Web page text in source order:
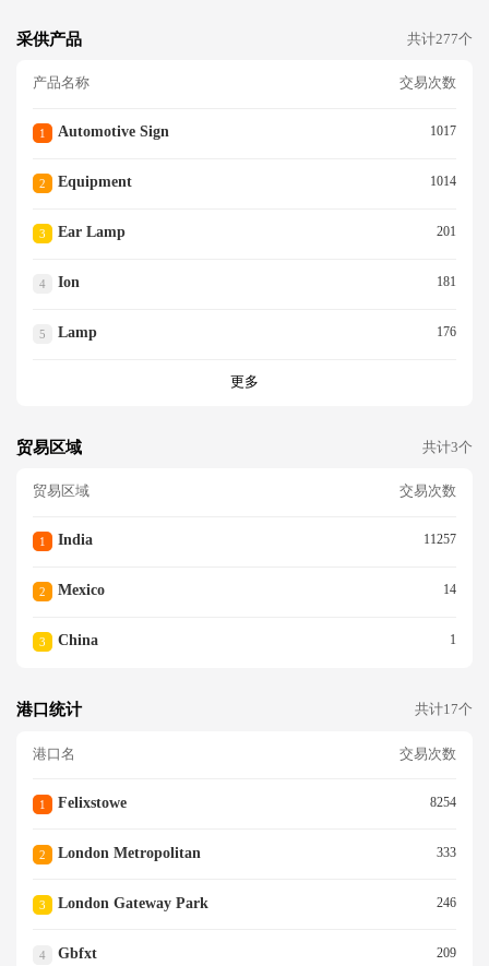
采供产品 共计277个
产品名称 交易次数
1 Automotive Sign 1017
2 Equipment 1014
3 Ear Lamp 201
4 Ion 181
5 Lamp 176
更多
贸易区域 共计3个
贸易区域 交易次数
1 India 11257
2 Mexico 14
3 China 1
港口统计 共计17个
港口名 交易次数
1 Felixstowe 8254
2 London Metropolitan 333
3 London Gateway Park 246
4 Gbfxt 209